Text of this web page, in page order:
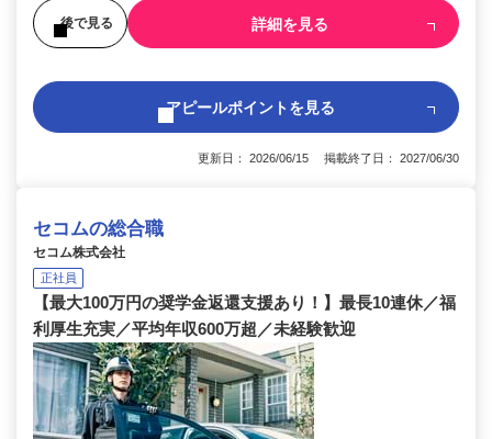
後で見る 詳細を見る
アピールポイントを見る
更新日： 2026/06/15 掲載終了日： 2027/06/30
セコムの総合職
セコム株式会社
正社員
【最大100万円の奨学金返還支援あり！】最長10連休／福
利厚生充実／平均年収600万超／未経験歓迎